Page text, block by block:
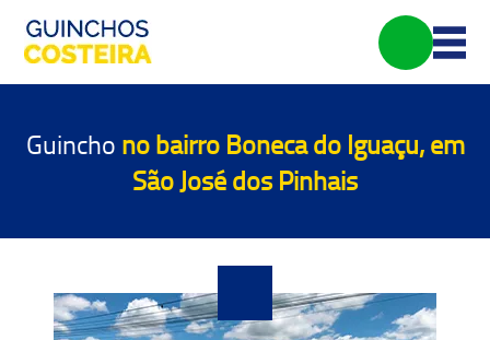
Guincho no bairro Boneca do Iguaçu, em
São José dos Pinhais